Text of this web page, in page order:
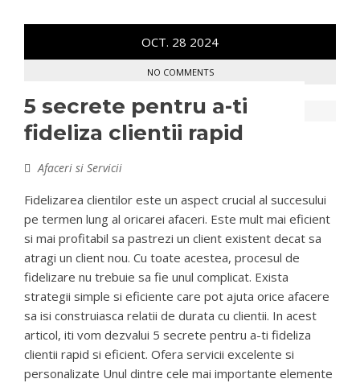
OCT. 28 2024
NO COMMENTS
5 secrete pentru a-ti
fideliza clientii rapid
Afaceri si Servicii
Fidelizarea clientilor este un aspect crucial al succesului
pe termen lung al oricarei afaceri. Este mult mai eficient
si mai profitabil sa pastrezi un client existent decat sa
atragi un client nou. Cu toate acestea, procesul de
fidelizare nu trebuie sa fie unul complicat. Exista
strategii simple si eficiente care pot ajuta orice afacere
sa isi construiasca relatii de durata cu clientii. In acest
articol, iti vom dezvalui 5 secrete pentru a-ti fideliza
clientii rapid si eficient. Ofera servicii excelente si
personalizate Unul dintre cele mai importante elemente